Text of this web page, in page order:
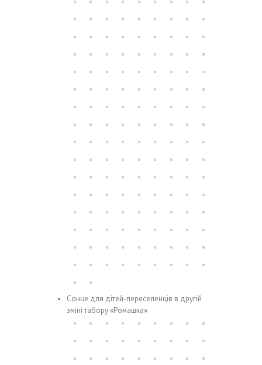
Сонце для дітей-переселенців в другій
зміні табору «Ромашка»